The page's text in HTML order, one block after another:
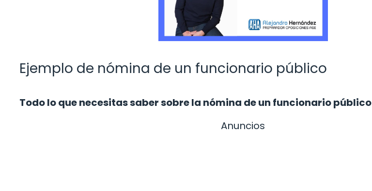
Ejemplo de nómina de un funcionario público
Todo lo que necesitas saber sobre la nómina de un funcionario público
Anuncios